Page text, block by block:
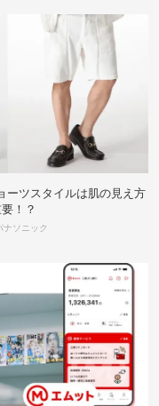
ーツスタイルは肌の見え方
！？
ナソニック